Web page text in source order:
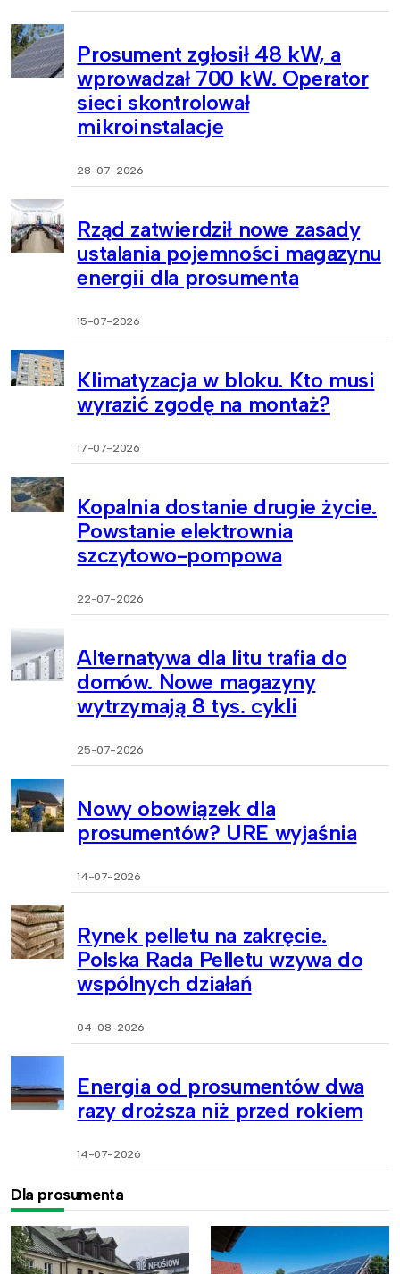
Prosument zgłosił 48 kW, a
wprowadzał 700 kW. Operator
sieci skontrolował
mikroinstalacje
28-07-2026
Rząd zatwierdził nowe zasady
ustalania pojemności magazynu
energii dla prosumenta
15-07-2026
Klimatyzacja w bloku. Kto musi
wyrazić zgodę na montaż?
17-07-2026
Kopalnia dostanie drugie życie.
Powstanie elektrownia
szczytowo-pompowa
22-07-2026
Alternatywa dla litu trafia do
domów. Nowe magazyny
wytrzymają 8 tys. cykli
25-07-2026
Nowy obowiązek dla
prosumentów? URE wyjaśnia
14-07-2026
Rynek pelletu na zakręcie.
Polska Rada Pelletu wzywa do
wspólnych działań
04-08-2026
Energia od prosumentów dwa
razy droższa niż przed rokiem
14-07-2026
Dla prosumenta